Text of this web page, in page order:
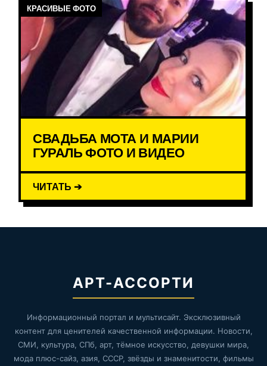
КРАСИВЫЕ ФОТО
СВАДЬБА МОТА И МАРИИ
ГУРАЛЬ ФОТО И ВИДЕО
ЧИТАТЬ ➔
АРТ-АССОРТИ
Информационный портал и мультисайт. Эксклюзивный
контент для ценителей качественной информации. Новости,
СМИ, культура, СПб, арт, тёмное искусство, девушки мира,
мода плюс-сайз, азия, СССР, звёзды и знаменитости, фильмы